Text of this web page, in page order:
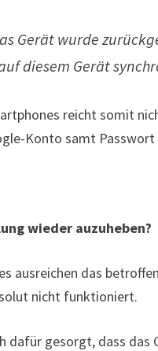
Gerät wurde
diesem Gerät
reicht somit
Konto samt Passwort
wieder auzuheben?
ausreichen das
nicht funktioniert.
dafür gesorgt, dass